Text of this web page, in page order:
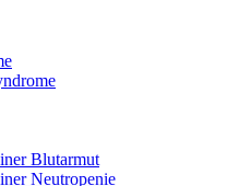
Blutarmut
Neutropenie